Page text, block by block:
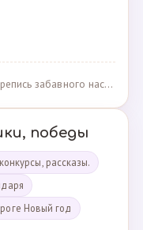
забавного населения!!! · 09.09.2023
победы
рассказы.
Новый год